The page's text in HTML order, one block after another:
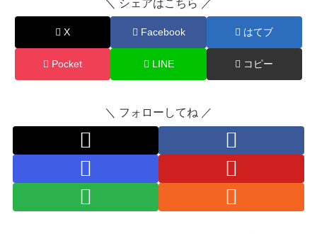
＼ シェアはこちら ／
X Facebook はてブ
Pocket LINE コピー
＼ フォローしてね ／